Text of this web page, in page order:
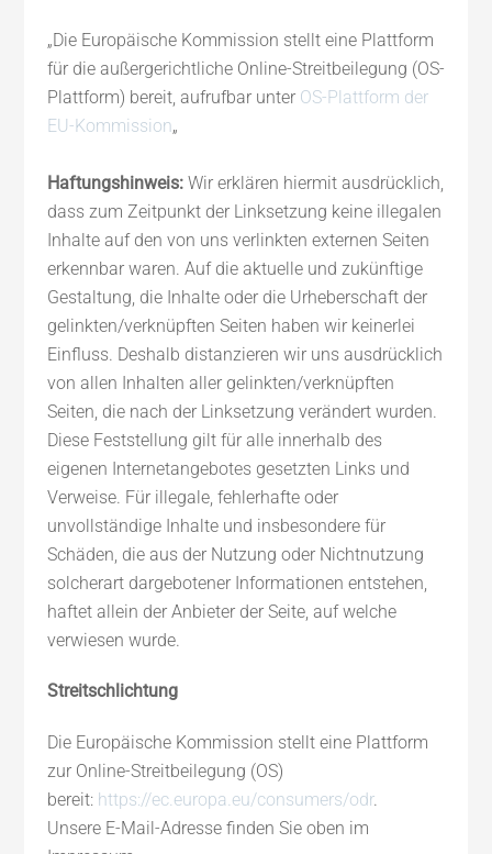
„Die Europäische Kommission stellt eine Plattform
für die außergerichtliche Online-Streitbeilegung (OS-
Plattform) bereit, aufrufbar unter OS-Plattform der
EU-Kommission„
Haftungshinweis: Wir erklären hiermit ausdrücklich,
dass zum Zeitpunkt der Linksetzung keine illegalen
Inhalte auf den von uns verlinkten externen Seiten
erkennbar waren. Auf die aktuelle und zukünftige
Gestaltung, die Inhalte oder die Urheberschaft der
gelinkten/verknüpften Seiten haben wir keinerlei
Einfluss. Deshalb distanzieren wir uns ausdrücklich
von allen Inhalten aller gelinkten/verknüpften
Seiten, die nach der Linksetzung verändert wurden.
Diese Feststellung gilt für alle innerhalb des
eigenen Internetangebotes gesetzten Links und
Verweise. Für illegale, fehlerhafte oder
unvollständige Inhalte und insbesondere für
Schäden, die aus der Nutzung oder Nichtnutzung
solcherart dargebotener Informationen entstehen,
haftet allein der Anbieter der Seite, auf welche
verwiesen wurde.
Streitschlichtung
Die Europäische Kommission stellt eine Plattform
zur Online-Streitbeilegung (OS)
bereit: https://ec.europa.eu/consumers/odr.
Unsere E-Mail-Adresse finden Sie oben im